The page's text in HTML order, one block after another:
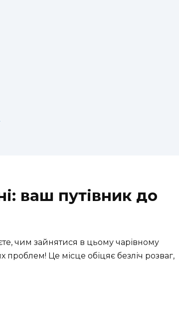
ваш путівник до
чим зайнятися в цьому чарівному
проблем! Це місце обіцяє безліч розваг,